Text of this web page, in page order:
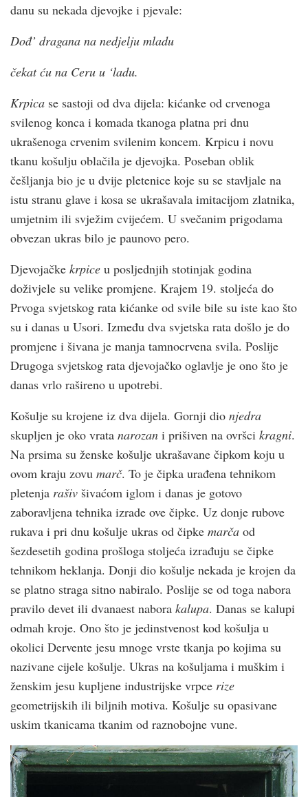
danu su nekada djevojke i pjevale:
Dođ’ dragana na nedjelju mladu
čekat ću na Ceru u ‘ladu.
Krpica se sastoji od dva dijela: kićanke od crvenoga
svilenog konca i komada tkanoga platna pri dnu
ukrašenoga crvenim svilenim koncem. Krpicu i novu
tkanu košulju oblačila je djevojka. Poseban oblik
češljanja bio je u dvije pletenice koje su se stavljale na
istu stranu glave i kosa se ukrašavala imitacijom zlatnika,
umjetnim ili svježim cvijećem. U svečanim prigodama
obvezan ukras bilo je paunovo pero.
Djevojačke krpice u posljednjih stotinjak godina
doživjele su velike promjene. Krajem 19. stoljeća do
Prvoga svjetskog rata kićanke od svile bile su iste kao što
su i danas u Usori. Između dva svjetska rata došlo je do
promjene i šivana je manja tamnocrvena svila. Poslije
Drugoga svjetskog rata djevojačko oglavlje je ono što je
danas vrlo rašireno u upotrebi.
Košulje su krojene iz dva dijela. Gornji dio njedra
skupljen je oko vrata narozan i prišiven na ovršci kragni.
Na prsima su ženske košulje ukrašavane čipkom koju u
ovom kraju zovu marč. To je čipka urađena tehnikom
pletenja rašiv šivaćom iglom i danas je gotovo
zaboravljena tehnika izrade ove čipke. Uz donje rubove
rukava i pri dnu košulje ukras od čipke marča od
šezdesetih godina prošloga stoljeća izrađuju se čipke
tehnikom heklanja. Donji dio košulje nekada je krojen da
se platno straga sitno nabiralo. Poslije se od toga nabora
pravilo devet ili dvanaest nabora kalupa. Danas se kalupi
odmah kroje. Ono što je jedinstvenost kod košulja u
okolici Dervente jesu mnoge vrste tkanja po kojima su
nazivane cijele košulje. Ukras na košuljama i muškim i
ženskim jesu kupljene industrijske vrpce rize
geometrijskih ili biljnih motiva. Košulje su opasivane
uskim tkanicama tkanim od raznobojne vune.